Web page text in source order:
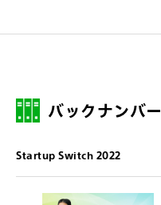
バックナンバー
Startup Switch 2022